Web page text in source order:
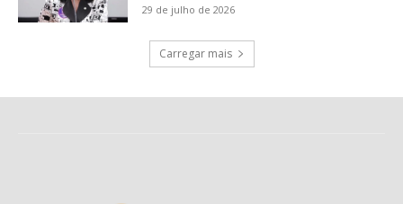
29 de julho de 2026
Carregar mais